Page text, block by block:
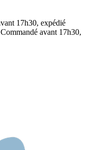
Commandé avant 17h30,